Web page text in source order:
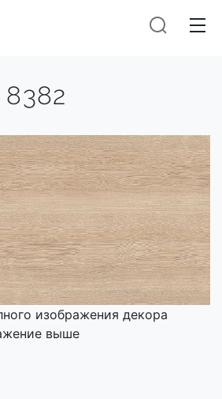
изображения декора
выше